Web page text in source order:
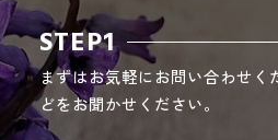
STEP1
まずはお気軽にお問い合わせく
どをお聞かせください。